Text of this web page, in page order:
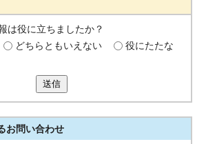
は役に立ちましたか？
どちらともいえない
役にたたな
送信
お問い合わせ